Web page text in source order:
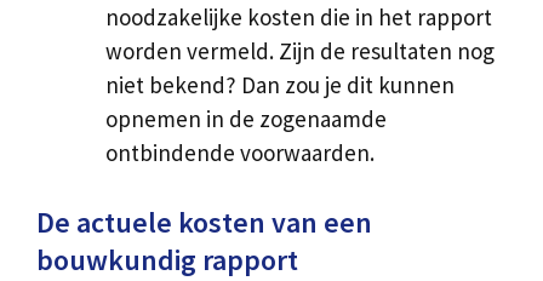
noodzakelijke kosten die in het rapport
worden vermeld. Zijn de resultaten nog
niet bekend? Dan zou je dit kunnen
opnemen in de zogenaamde
ontbindende voorwaarden.
De actuele kosten van een
bouwkundig rapport